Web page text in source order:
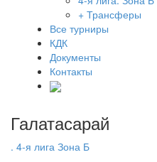
+ Трансферы
Все турниры
КДК
Документы
Контакты
Галатасарай
. 4-я лига Зона Б